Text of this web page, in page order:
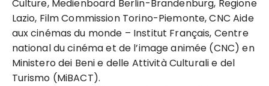
Culture, Medienboard Berlin-Brandenburg, Regione
Lazio, Film Commission Torino-Piemonte, CNC Aide
aux cinémas du monde – Institut Français, Centre
national du cinéma et de l’image animée (CNC) en
Ministero dei Beni e delle Attività Culturali e del
Turismo (MiBACT).